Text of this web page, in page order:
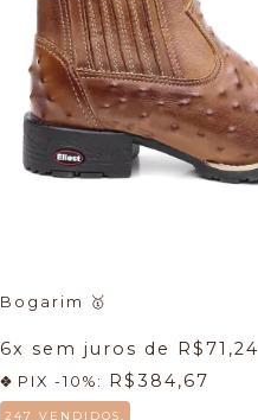
Bogarim 🥇
6x sem juros de R$71,24
PIX -10%: R$384,67
247 VENDIDOS.